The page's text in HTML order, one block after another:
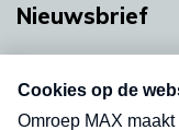
Nieuwsbrief
nieuwsbrief. Elke
uw mailbox.